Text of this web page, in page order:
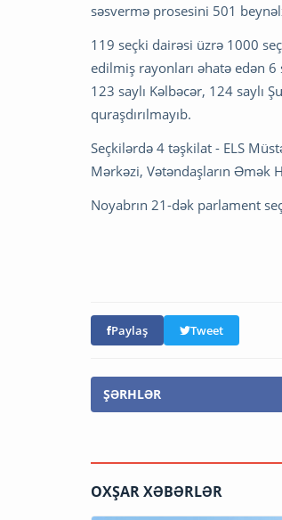
səsvermə prosesini 501
119 seçki dairəsi üzrə 1000
edilmiş rayonları əhatə edən 6
123 saylı Kəlbəcər, 124 saylı
quraşdırılmayıb.
Seçkilərdə 4 təşkilat - ELS
Mərkəzi, Vətəndaşların Əmək
Noyabrın 21-dək parlament
Paylaş Tweet
ŞƏRHLƏR
OXŞAR XƏBƏRLƏR